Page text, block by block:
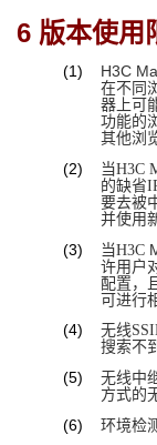
6 版本使用
(1) H3C
在不同
器上可
功能的
其他浏
(2)
当H3C
的缺省
要去被
并使用
(3) 当H3C
许用户
配置，
可进行
(4)
无线
搜索不
(5)
无线中
方式的
(6) 环境检